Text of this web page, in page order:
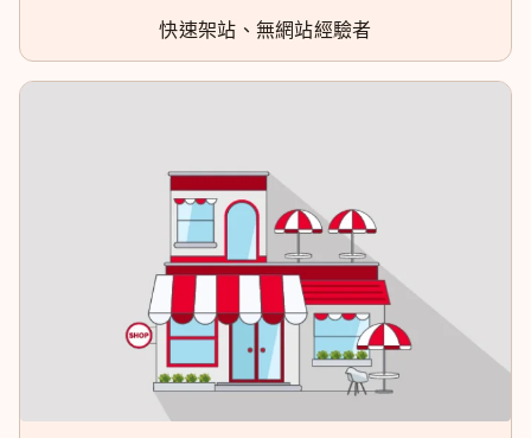
快速架站、無網站經驗者